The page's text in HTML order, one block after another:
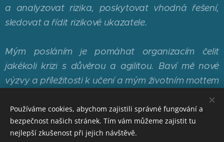
a analyzovat rizika, poskytovat vhodná řešení,
sledovat a řídit rizikové ukazatele.
Mým posláním je pomáhat organizacím čelit
jakékoli krizi s důvěrou a agilitou. Baví mě nové
výzvy a příležitosti k učení a mým životním mottem
je: Jsem upřímný, mluvím pravdu a konám dobro.
Používáme cookies, abychom zajistili správné fungování a
bezpečnost našich stránek. Tím vám můžeme zajistit tu
nejlepší zkušenost při jejich návštěvě.